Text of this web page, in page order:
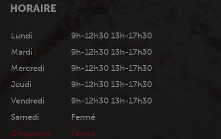
HORAIRE
Lundi
9h-12h30 13h-17h30
Mardi
9h-12h30 13h-17h30
Mercredi
9h-12h30 13h-17h30
Jeudi
9h-12h30 13h-17h30
Vendredi
9h-12h30 13h-17h30
Samedi
Fermé
Dimanche
Fermé